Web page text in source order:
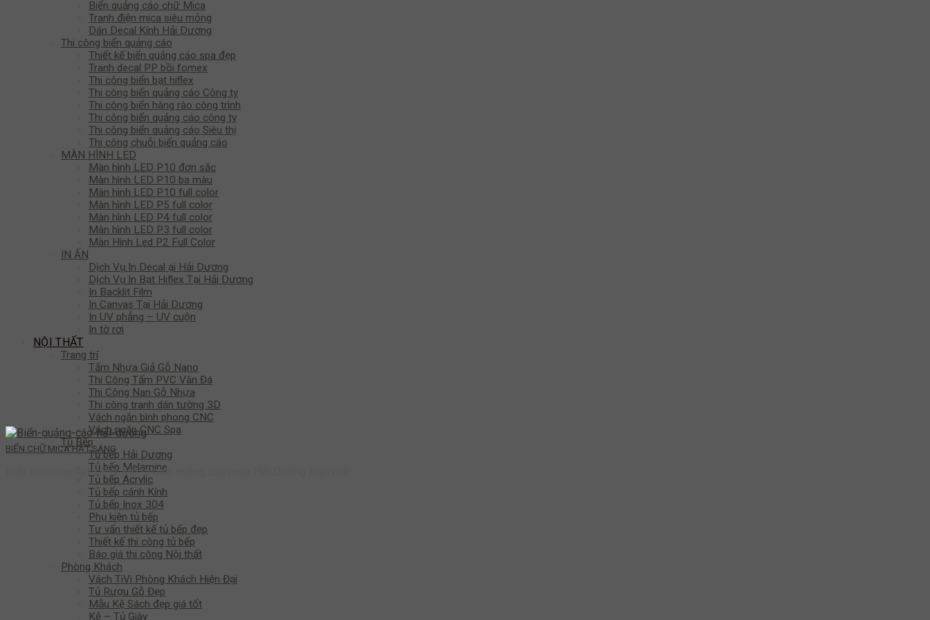
Biển quảng cáo chữ Mica
Tranh điện mica siêu mỏng
Dán Decal Kính Hải Dương
Thi công biển quảng cáo
Thiết kế biển quảng cáo spa đẹp
Tranh decal PP bồi fomex
Thi công biển bạt hiflex
Thi công biển quảng cáo Công ty
Thi công biển hàng rào công trình
Thi công biển quảng cáo công ty
Thi công biển quảng cáo Siêu thị
Thi công chuỗi biển quảng cáo
MÀN HÌNH LED
Màn hình LED P10 đơn sắc
Màn hình LED P10 ba màu
Màn hình LED P10 full color
Màn hình LED P5 full color
Màn hình LED P4 full color
Màn hình LED P3 full color
Màn Hình Led P2 Full Color
IN ẤN
Dịch Vụ In Decal ại Hải Dương
Dịch Vụ In Bạt Hiflex Tại Hải Dương
In Backlit Film
In Canvas Tại Hải Dương
In UV phẳng – UV cuộn
In tờ rơi
NỘI THẤT
Trang trí
Tấm Nhựa Giả Gỗ Nano
Thi Công Tấm PVC Vân Đá
Thi Công Nan Gỗ Nhựa
Thi công tranh dán tường 3D
Vách ngăn bình phong CNC
Vách ngăn CNC Spa
Tủ Bếp
Tủ bếp Hải Dương
Tủ bếp Melamine
Tủ bếp Acrylic
Tủ bếp cánh Kính
Tủ bếp Inox 304
Phụ kiện tủ bếp
Tư vấn thiết kế tủ bếp đẹp
Thiết kế thi công tủ bếp
Báo giá thi công Nội thất
Phòng Khách
Vách TiVi Phòng Khách Hiện Đại
Tủ Rượu Gỗ Đẹp
Mẫu Kệ Sách đẹp giá tốt
Kệ – Tủ Giày
BIỂN CHỮ MICA HẮT SÁNG
Biển chữ mica hắt sáng: Mô tả biển quảng cáo mica Hải Dương Biển chữ